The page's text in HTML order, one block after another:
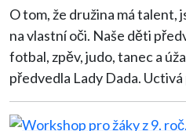
O tom, že družina má talent,
na vlastní oči. Naše děti
fotbal, zpěv, judo, tanec a
předvedla Lady Dada.